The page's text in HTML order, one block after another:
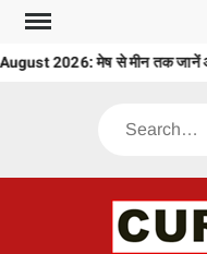
Skip
content2026: मेष से मीन तक जानें आज
Search